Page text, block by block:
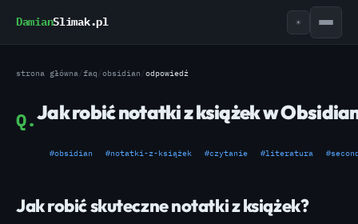
DamianSlimak.pl ☀
strona główna/faq /obsidian /odpowiedź
Q.Jak robić notatki z książek w
#obsidian #notatki-z-książek #czytanie #literatura
Jak robić skuteczne notatki z książek?